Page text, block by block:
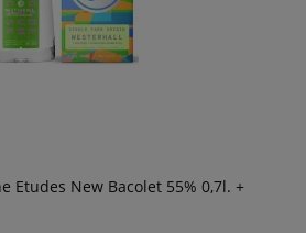
Etudes New Bacolet 55% 0,7l. +